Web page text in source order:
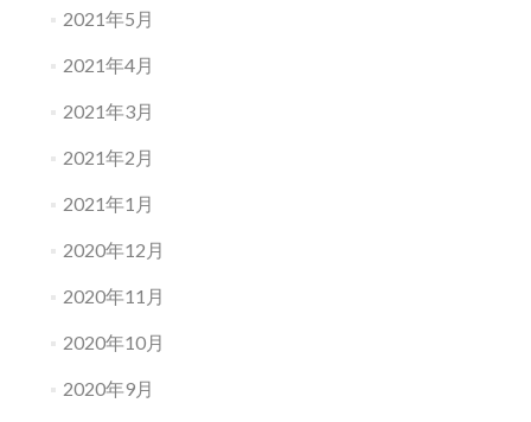
2021年5月
2021年4月
2021年3月
2021年2月
2021年1月
2020年12月
2020年11月
2020年10月
2020年9月